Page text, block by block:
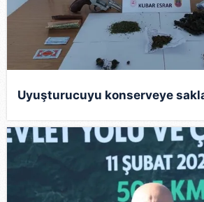
Uyuşturucuyu konserveye